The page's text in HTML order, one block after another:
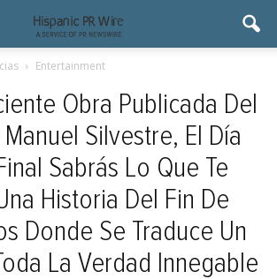
Entertainment
Obra Publicada Del
Silvestre, El Día
Sabrás Lo Que Te
Historia Del Fin De
Donde Se Traduce Un
La Verdad Innegable